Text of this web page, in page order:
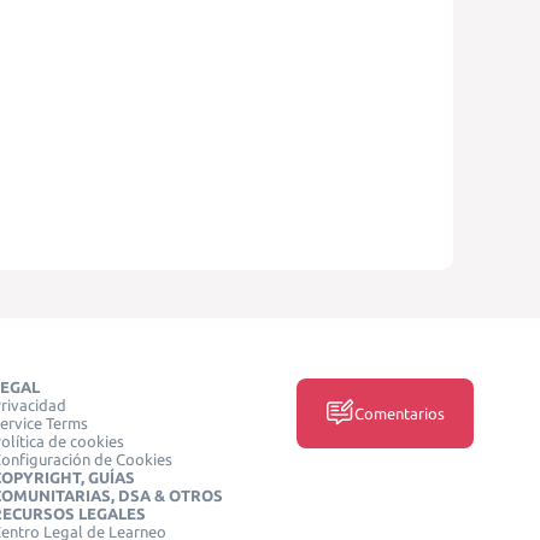
Terms
de cookies
de Cookies
GUÍAS
DSA & OTROS
LEGALES
Legal de Learneo
Comentarios